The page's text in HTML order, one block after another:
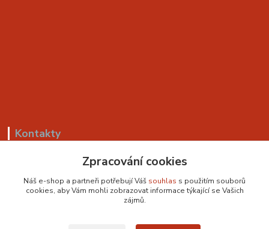
Kontakty
+420 799 530 549
sedackyvysocina@seznam.cz
Zpracování cookies
Náš e-shop a partneři potřebují Váš souhlas s použitím souborů
cookies, aby Vám mohli zobrazovat informace týkající se Vašich
zájmů.